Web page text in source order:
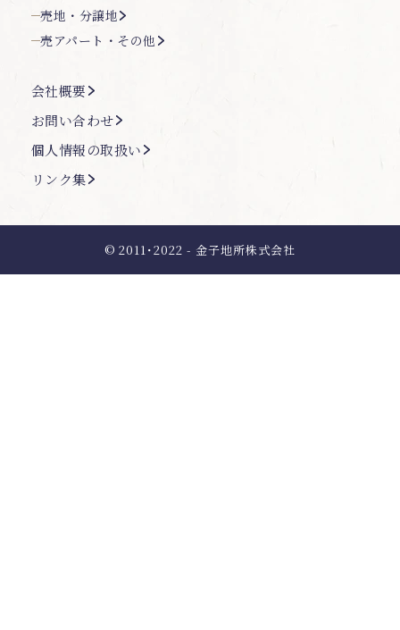
売地・分譲地
売アパート・その他
会社概要
お問い合わせ
個人情報の取扱い
リンク集
© 2011･2022 - 金子地所株式会社